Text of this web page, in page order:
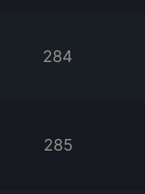
284
285